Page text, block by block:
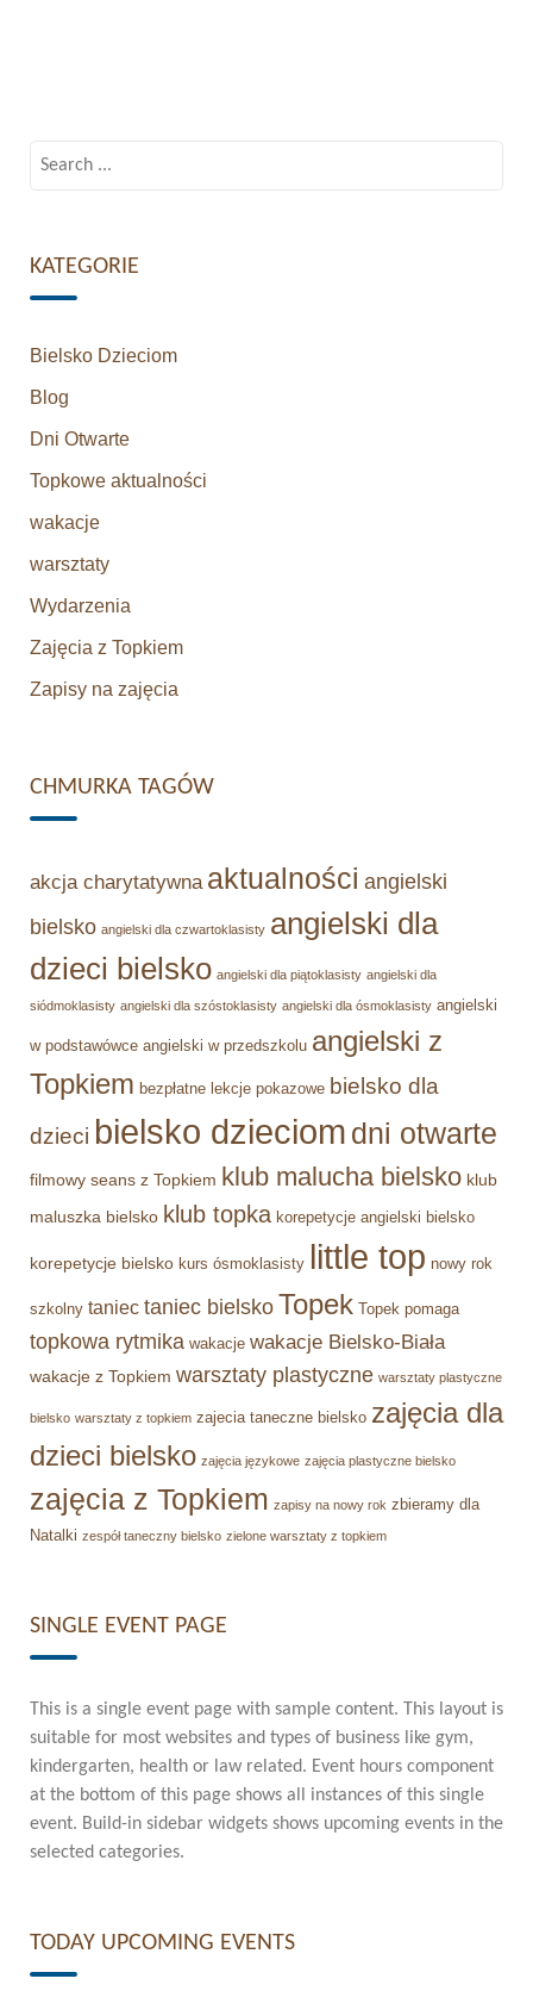
Search
KATEGORIE
Bielsko Dzieciom
Blog
Dni Otwarte
Topkowe aktualności
wakacje
warsztaty
Wydarzenia
Zajęcia z Topkiem
Zapisy na zajęcia
CHMURKA TAGÓW
akcja charytatywna aktualności angielski
bielsko angielski dla czwartoklasisty angielski dla
dzieci bielsko angielski dla piątoklasisty angielski dla
siódmoklasisty angielski dla szóstoklasisty angielski dla ósmoklasisty angielski
w podstawówce angielski w przedszkolu angielski z
Topkiem bezpłatne lekcje pokazowe bielsko dla
dzieci bielsko dzieciom dni otwarte
filmowy seans z Topkiem klub malucha bielsko klub
maluszka bielsko klub topka korepetycje angielski bielsko
korepetycje bielsko kurs ósmoklasisty little top nowy rok
szkolny taniec taniec bielsko Topek Topek pomaga
topkowa rytmika wakacje wakacje Bielsko-Biała
wakacje z Topkiem warsztaty plastyczne warsztaty plastyczne
bielsko warsztaty z topkiem zajecia taneczne bielsko zajęcia dla
dzieci bielsko zajęcia językowe zajęcia plastyczne bielsko
zajęcia z Topkiem zapisy na nowy rok zbieramy dla
Natalki zespół taneczny bielsko zielone warsztaty z topkiem
SINGLE EVENT PAGE
This is a single event page with sample content. This layout is
suitable for most websites and types of business like gym,
kindergarten, health or law related. Event hours component
at the bottom of this page shows all instances of this single
event. Build-in sidebar widgets shows upcoming events in the
selected categories.
TODAY UPCOMING EVENTS